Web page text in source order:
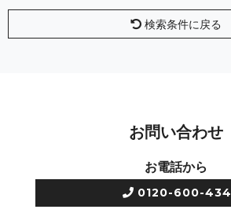
検索条件に戻る
お問い合わせ
お電話から
0120-600-434